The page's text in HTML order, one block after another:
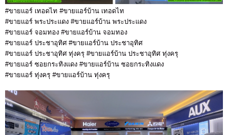
#ขายแอร์ เทอดไท #ขายแอร์บ้าน เทอดไท
#ขายแอร์ พระประแดง #ขายแอร์บ้าน พระประแดง
#ขายแอร์ จอมทอง #ขายแอร์บ้าน จอมทอง
#ขายแอร์ ประชาอุทิศ #ขายแอร์บ้าน ประชาอุทิศ
#ขายแอร์ ประชาอุทิศ ทุ่งครุ #ขายแอร์บ้าน ประชาอุทิศ ทุ่งครุ
#ขายแอร์ ซอยกระทิงแดง #ขายแอร์บ้าน ซอยกระทิงแดง
#ขายแอร์ ทุ่งครุ #ขายแอร์บ้าน ทุ่งครุ